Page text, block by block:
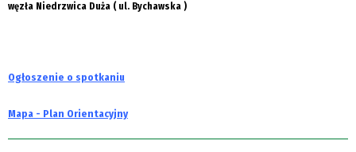
węzła Niedrzwica Duża ( ul. Bychawska )
Ogłoszenie o spotkaniu
Mapa - Plan Orientacyjny